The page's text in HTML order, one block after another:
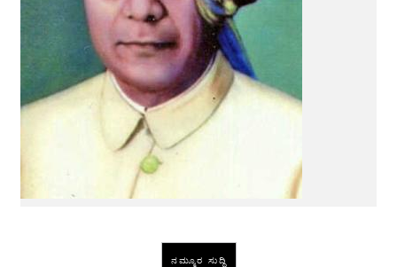
ನಮ್ಮೂರ ಸುದ್ದಿ